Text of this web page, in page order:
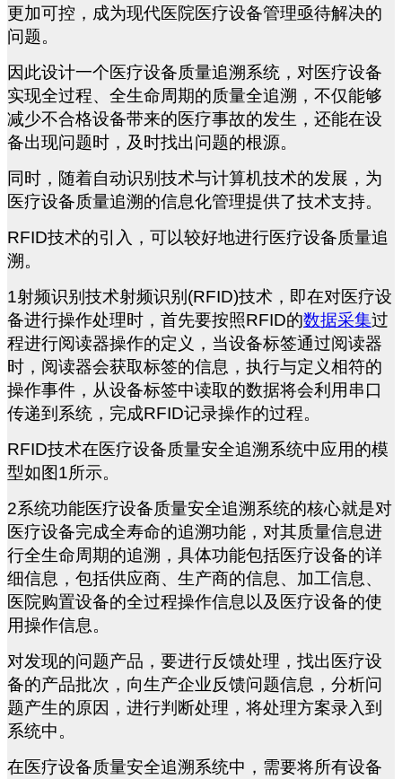
更加可控，成为现代医院医疗设备管理亟待解决的
问题。
因此设计一个医疗设备质量追溯系统，对医疗设备
实现全过程、全生命周期的质量全追溯，不仅能够
减少不合格设备带来的医疗事故的发生，还能在设
备出现问题时，及时找出问题的根源。
同时，随着自动识别技术与计算机技术的发展，为
医疗设备质量追溯的信息化管理提供了技术支持。
RFID技术的引入，可以较好地进行医疗设备质量追
溯。
1射频识别技术射频识别(RFID)技术，即在对医疗设
备进行操作处理时，首先要按照RFID的数据采集过
程进行阅读器操作的定义，当设备标签通过阅读器
时，阅读器会获取标签的信息，执行与定义相符的
操作事件，从设备标签中读取的数据将会利用串口
传递到系统，完成RFID记录操作的过程。
RFID技术在医疗设备质量安全追溯系统中应用的模
型如图1所示。
2系统功能医疗设备质量安全追溯系统的核心就是对
医疗设备完成全寿命的追溯功能，对其质量信息进
行全生命周期的追溯，具体功能包括医疗设备的详
细信息，包括供应商、生产商的信息、加工信息、
医院购置设备的全过程操作信息以及医疗设备的使
用操作信息。
对发现的问题产品，要进行反馈处理，找出医疗设
备的产品批次，向生产企业反馈问题信息，分析问
题产生的原因，进行判断处理，将处理方案录入到
系统中。
在医疗设备质量安全追溯系统中，需要将所有设备